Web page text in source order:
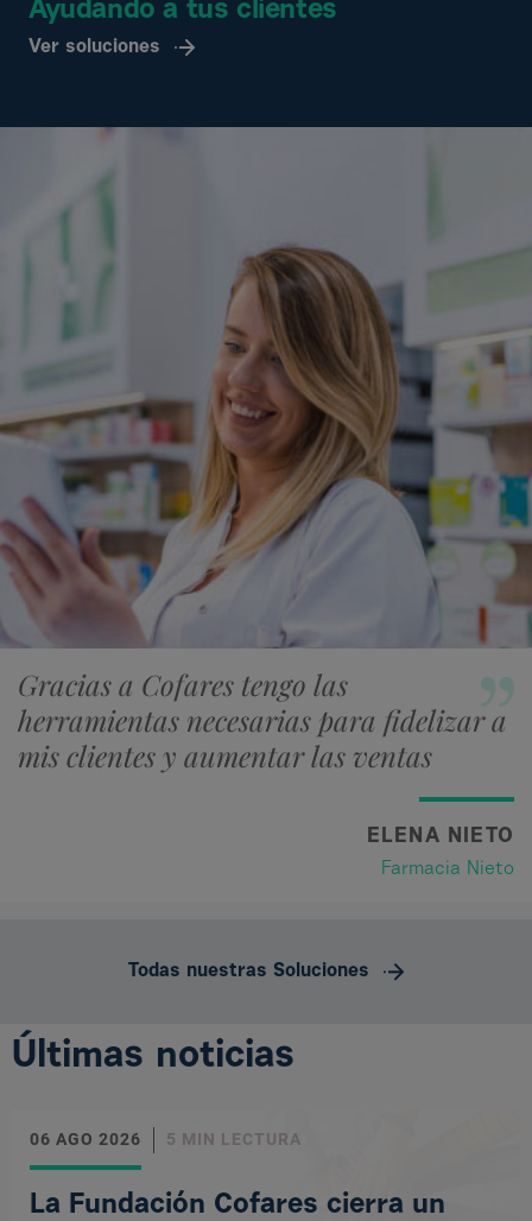
Ayudando a tus clientes
Ver soluciones
Gracias a Cofares tengo las
herramientas necesarias para fidelizar a
mis clientes y aumentar las ventas
ELENA NIETO
Farmacia Nieto
Todas nuestras Soluciones
Últimas noticias
06 AGO 2026 5 MIN LECTURA
La Fundación Cofares cierra un